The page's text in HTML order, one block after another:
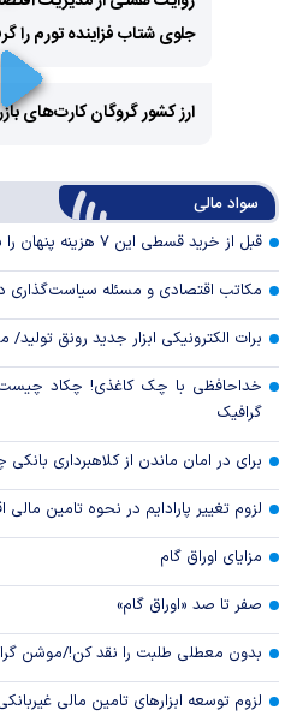
جلوی شتاب فزاینده تورم را
ارز کشور گروگان کارت‌های
سواد مالی
قبل از خرید قسطی این ۷ هزینه پنهان را بشناسید
مکاتب اقتصادی و مسئله سیاست‌گذاری
برات الکترونیکی ابزار جدید رونق
خداحافظی با چک کاغذی! چکاد
گرافیک
برای در امان ماندن از کلاهبرداری بانکی
لزوم تغییر پارادایم در نحوه تامین مالی
مزایای اوراق گام
صفر تا صد «اوراق گام»
بدون معطلی طلبت را نقد کن!/موشن
لزوم توسعه ابزارهای تامین مالی